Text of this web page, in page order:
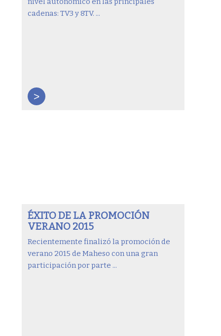
cadenas: TV3 y 8TV. ...
>
ÉXITO DE LA PROMOCIÓN
VERANO 2015
Recientemente finalizó la promoción de
verano 2015 de Maheso con una gran
participación por parte ...